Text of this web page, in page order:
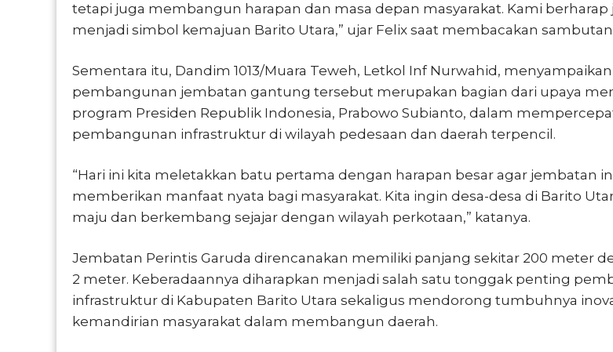
tetapi juga membangun harapan dan masa depan masyarakat. Kami
menjadi simbol kemajuan Barito Utara,” ujar Felix saat membacakan
Sementara itu, Dandim 1013/Muara Teweh, Letkol Inf Nurwahid,
pembangunan jembatan gantung tersebut merupakan bagian dari upaya
program Presiden Republik Indonesia, Prabowo Subianto, dalam
pembangunan infrastruktur di wilayah pedesaan dan daerah terpencil.
“Hari ini kita meletakkan batu pertama dengan harapan besar agar jembatan
memberikan manfaat nyata bagi masyarakat. Kita ingin desa-desa di Barito
maju dan berkembang sejajar dengan wilayah perkotaan,” katanya.
Jembatan Perintis Garuda direncanakan memiliki panjang sekitar 200 meter
2 meter. Keberadaannya diharapkan menjadi salah satu tonggak penting
infrastruktur di Kabupaten Barito Utara sekaligus mendorong tumbuhnya
kemandirian masyarakat dalam membangun daerah.